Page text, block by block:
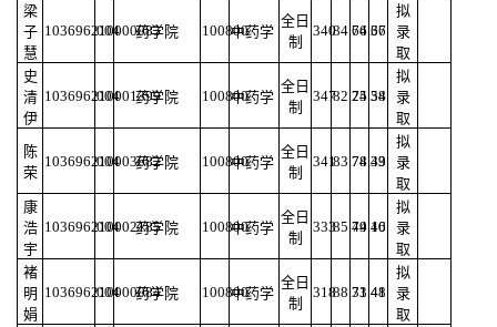
梁
子
慧
103696210000083
004 药学院 100800中药学
全日
制
34084.6674.66
37
拟
录
取
史
清
伊
103696210001399
004 药学院 100800中药学
全日
制
34782.2574.54
38
拟
录
取
陈
荣
103696210003682
004 药学院 100800中药学
全日
制
34183.7874.43
39
拟
录
取
康
浩
宇
103696210002185
004 药学院 100800中药学
全日
制
33385.4974.16
40
拟
录
取
褚
明
娟
103696210000084
004 药学院 100800中药学
全日
制
31888.3173.48
41
拟
录
取